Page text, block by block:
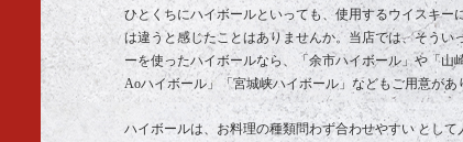
ひとくちにハイボールといっても、使用するウイスキ
は違うと感じたことはありませんか。当店では、そう
ーを使ったハイボールなら、「余市ハイボール」や「
Aoハイボール」「宮城峡ハイボール」などもご用意が
ハイボールは、お料理の種類問わず合わせやすい とし